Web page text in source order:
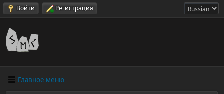
Войти Регистрация
Главное меню